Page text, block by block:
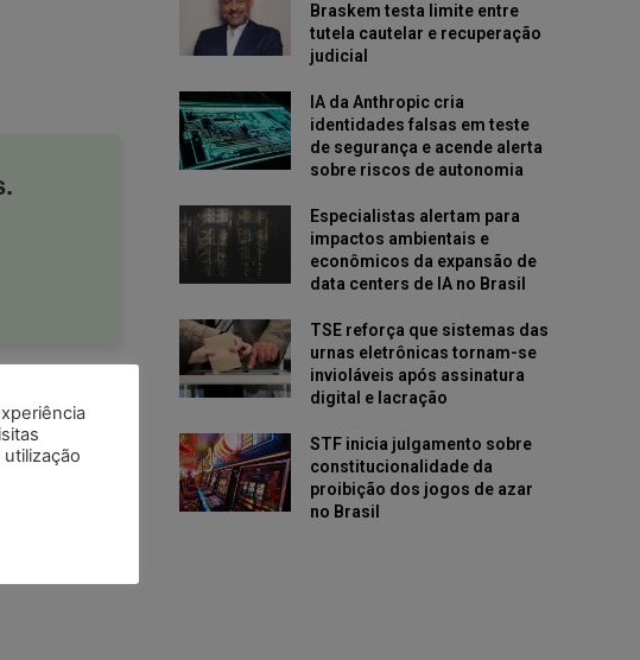
no Google
Braskem testa limite entre
tutela cautelar e recuperação
judicial
IA da Anthropic cria
identidades falsas em teste
de segurança e acende alerta
sobre riscos de autonomia
Especialistas alertam para
impactos ambientais e
econômicos da expansão de
data centers de IA no Brasil
TSE reforça que sistemas das
urnas eletrônicas tornam-se
invioláveis após assinatura
digital e lacração
STF inicia julgamento sobre
constitucionalidade da
proibição dos jogos de azar
no Brasil